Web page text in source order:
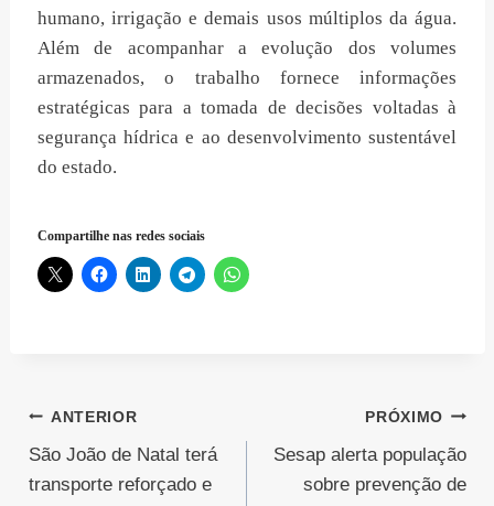
humano, irrigação e demais usos múltiplos da água.
Além de acompanhar a evolução dos volumes
armazenados, o trabalho fornece informações
estratégicas para a tomada de decisões voltadas à
segurança hídrica e ao desenvolvimento sustentável
do estado.
Compartilhe nas redes sociais
Navegação
de
ANTERIOR
São João de Natal terá
transporte reforçado e
PRÓXIMO
Sesap alerta população
sobre prevenção de